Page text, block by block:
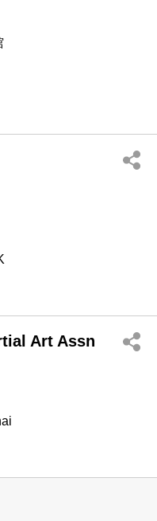
Art Assn